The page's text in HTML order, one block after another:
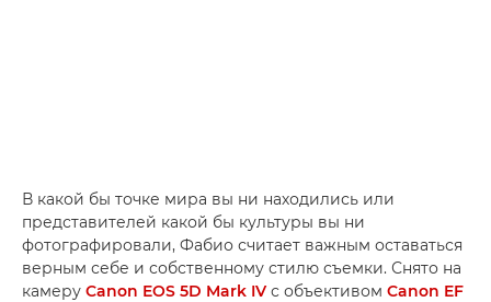
В какой бы точке мира вы ни находились или
представителей какой бы культуры вы ни
фотографировали, Фабио считает важным оставаться
верным себе и собственному стилю съемки. Снято на
камеру Canon EOS 5D Mark IV с объективом Canon EF